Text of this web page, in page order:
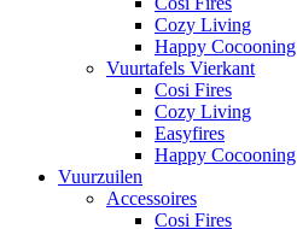
Cozy Living
Happy Cocooning
Vuurtafels Vierkant
Cosi Fires
Cozy Living
Easyfires
Happy Cocooning
Vuurzuilen
Accessoires
Cosi Fires